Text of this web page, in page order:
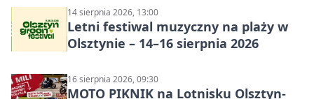
14 sierpnia 2026, 13:00
Letni festiwal muzyczny na plaży w
Olsztynie – 14–16 sierpnia 2026
16 sierpnia 2026, 09:30
MOTO PIKNIK na Lotnisku Olsztyn-